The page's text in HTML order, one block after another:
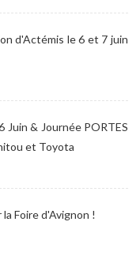
d'Actémis le 6 et 7 juin
& Journée PORTES
et Toyota
Foire d'Avignon !